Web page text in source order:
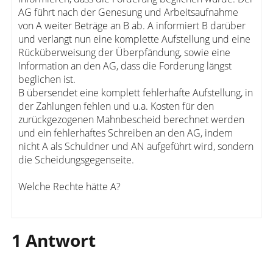
AG führt nach der Genesung und Arbeitsaufnahme
von A weiter Beträge an B ab. A informiert B darüber
und verlangt nun eine komplette Aufstellung und eine
Rücküberweisung der Überpfändung, sowie eine
Information an den AG, dass die Forderung längst
beglichen ist.
B übersendet eine komplett fehlerhafte Aufstellung, in
der Zahlungen fehlen und u.a. Kosten für den
zurückgezogenen Mahnbescheid berechnet werden
und ein fehlerhaftes Schreiben an den AG, indem
nicht A als Schuldner und AN aufgeführt wird, sondern
die Scheidungsgegenseite.
Welche Rechte hätte A?
1 Antwort